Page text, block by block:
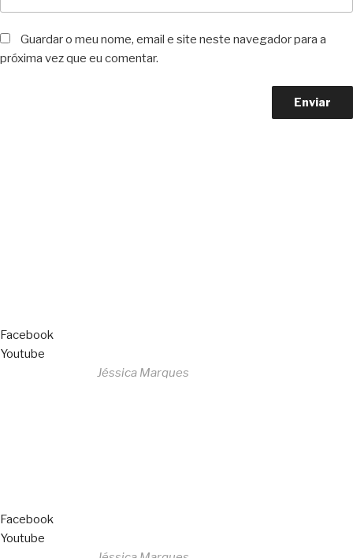
Guardar o meu nome, email e site neste navegador para a
próxima vez que eu comentar.
Facebook
Youtube
Jéssica Marques
Facebook
Youtube